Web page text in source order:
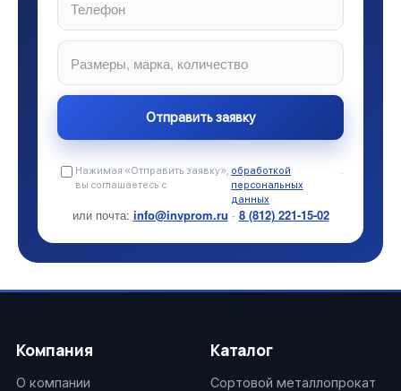
Нажимая «Отправить заявку»,
вы соглашаетесь с
обработкой
персональных
данных
.
или почта: info@invprom.ru · 8 (812) 221-15-02
Компания
О компании
Каталог
Сортовой металлопрокат